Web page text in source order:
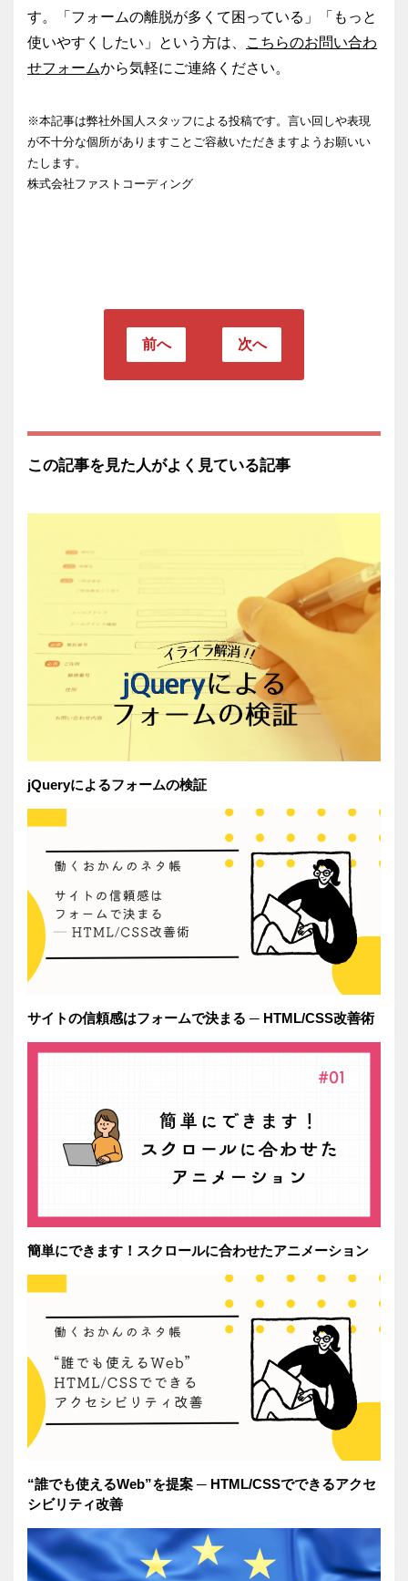
す。「フォームの離脱が多くて困っている」「もっと
使いやすくしたい」という方は、
こちらのお問い合わ
せフォームから気軽にご連絡ください。
※本記事は弊社外国人スタッフによる投稿です。言い回しや表現
が不十分な個所がありますことご容赦いただきますようお願いい
たします。
株式会社ファストコーディング
前へ 次へ
この記事を見た人がよく見ている記事
jQueryによるフォームの検証
サイトの信頼感はフォームで決まる ─ HTML/CSS改善術
簡単にできます！スクロールに合わせたアニメーション
“誰でも使えるWeb”を提案 ─ HTML/CSSでできるアクセ
シビリティ改善